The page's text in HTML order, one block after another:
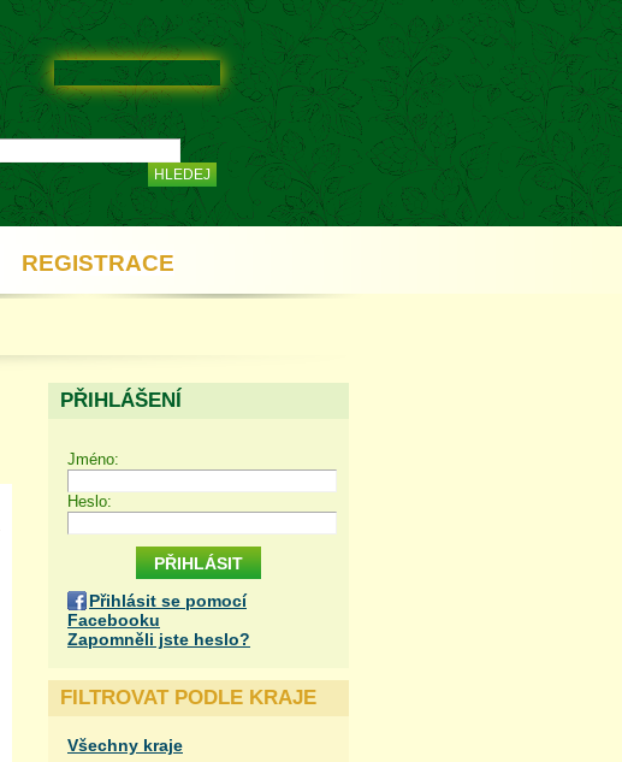
REGISTRACE
PŘIHLÁŠENÍ
Jméno:
Heslo:
Přihlásit se pomocí
Facebooku
Zapomněli jste heslo?
FILTROVAT PODLE KRAJE
Všechny kraje